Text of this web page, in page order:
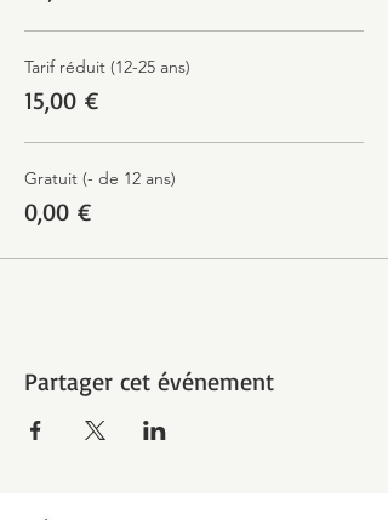
Tarif réduit (12-25 ans)
15,00 €
Gratuit (- de 12 ans)
0,00 €
Partager cet événement